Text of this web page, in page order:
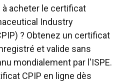
acheter le certificat
Industry
? Obtenez un certificat
et valide sans
mondialement par l'ISPE.
CPIP en ligne dès